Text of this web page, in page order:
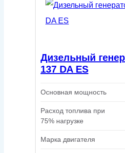
Дизельный
137 DA ES
Основная мощность
Расход топлива при
75% нагрузке
Марка двигателя